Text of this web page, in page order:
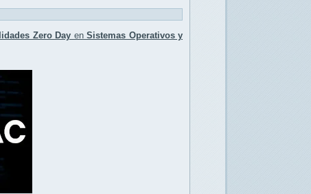
Zero Day en Sistemas Operativos y